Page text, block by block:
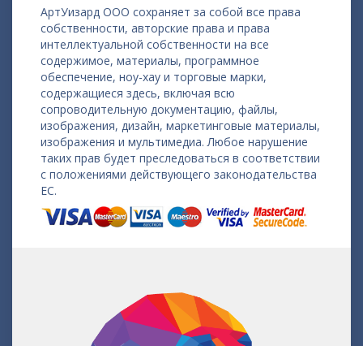
АртУизард ООО сохраняет за собой все права
собственности, авторские права и права
интеллектуальной собственности на все
содержимое, материалы, программное
обеспечение, ноу-хау и торговые марки,
содержащиеся здесь, включая всю
сопроводительную документацию, файлы,
изображения, дизайн, маркетинговые материалы,
изображения и мультимедиа. Любое нарушение
таких прав будет преследоваться в соответствии
с положениями действующего законодательства
ЕС.